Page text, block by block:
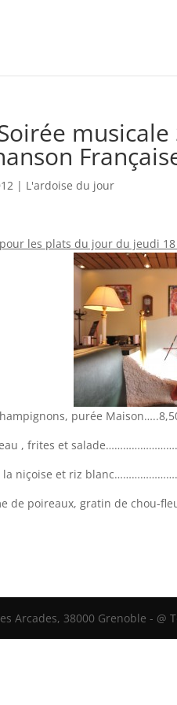
| L'ardoise du jour
les plats du jour du jeudi
purée
, frites et
la niçoise et riz
de poireaux, gratin de chou-
Arcades, 38000 Grenoble - @